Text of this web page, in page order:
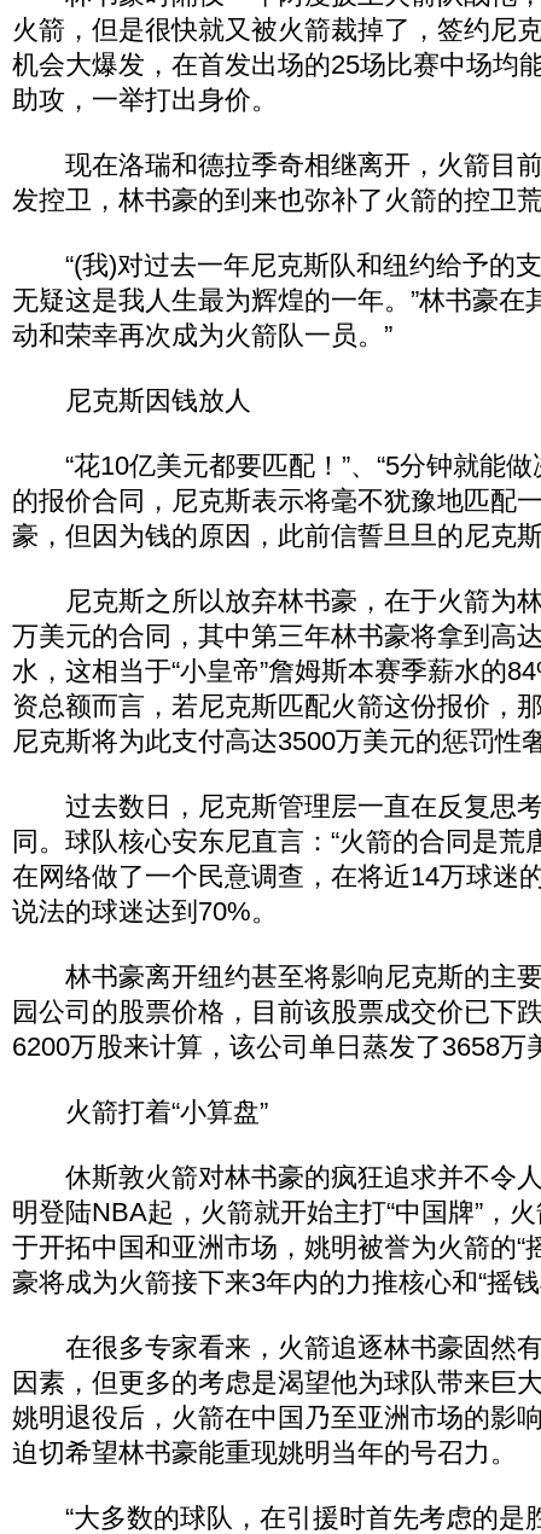
火箭，但是很快就又被火箭裁掉了，签约尼
机会大爆发，在首发出场的25场比赛中场均
助攻，一举打出身价。
现在洛瑞和德拉季奇相继离开，火箭目
发控卫，林书豪的到来也弥补了火箭的控卫
“(我)对过去一年尼克斯队和纽约给予的
无疑这是我人生最为辉煌的一年。”林书豪在
动和荣幸再次成为火箭队一员。”
尼克斯因钱放人
“花10亿美元都要匹配！”、“5分钟就能做
的报价合同，尼克斯表示将毫不犹豫地匹配
豪，但因为钱的原因，此前信誓旦旦的尼克
尼克斯之所以放弃林书豪，在于火箭为林
万美元的合同，其中第三年林书豪将拿到高
水，这相当于“小皇帝”詹姆斯本赛季薪水的
资总额而言，若尼克斯匹配火箭这份报价，
尼克斯将为此支付高达3500万美元的惩罚性
过去数日，尼克斯管理层一直在反复思
同。球队核心安东尼直言：“火箭的合同是荒
在网络做了一个民意调查，在将近14万球迷
说法的球迷达到70%。
林书豪离开纽约甚至将影响尼克斯的主
园公司的股票价格，目前该股票成交价已下
6200万股来计算，该公司单日蒸发了3658万
火箭打着“小算盘”
休斯敦火箭对林书豪的疯狂追求并不令
明登陆NBA起，火箭就开始主打“中国牌”，
于开拓中国和亚洲市场，姚明被誉为火箭的“
豪将成为火箭接下来3年内的力推核心和“摇
在很多专家看来，火箭追逐林书豪固然
因素，但更多的考虑是渴望他为球队带来巨
姚明退役后，火箭在中国乃至亚洲市场的影
迫切希望林书豪能重现姚明当年的号召力。
“大多数的球队，在引援时首先考虑的是